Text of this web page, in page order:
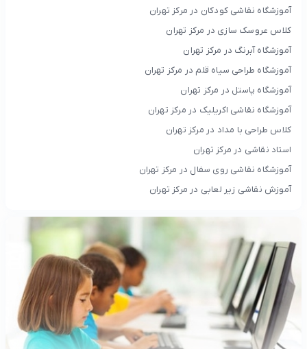
آموزشگاه نقاشی کودکان در مرکز تهران
کلاس عروسک سازی در مرکز تهران
آموزشگاه آبرنگ در مرکز تهران
آموزشگاه طراحی سیاه قلم در مرکز تهران
آموزشگاه پاستل در مرکز تهران
آموزشگاه نقاشی اکریلیک در مرکز تهران
کلاس طراحی با مداد در مرکز تهران
استاد نقاشی در مرکز تهران
آموزشگاه نقاشی روی سفال در مرکز تهران
آموزش نقاشی زیر لعابی در مرکز تهران